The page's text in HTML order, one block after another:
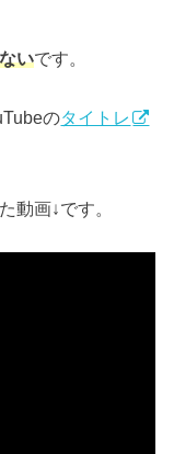
いです。
のタイトレ
動画↓です。